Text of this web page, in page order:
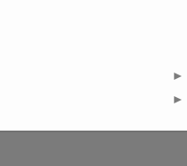
►
►